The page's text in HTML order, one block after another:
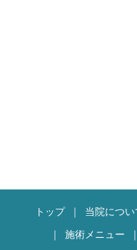
トップ 当院につい
施術メニュー